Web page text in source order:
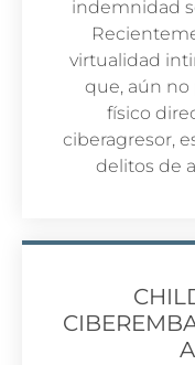
indemnidad
virtualidad
que, aún
físico
ciberagresor,
delitos de